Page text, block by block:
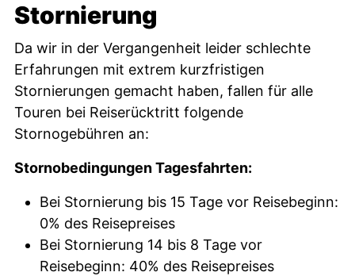
Stornierung
Da wir in der Vergangenheit leider schlechte
Erfahrungen mit extrem kurzfristigen
Stornierungen gemacht haben, fallen für alle
Touren bei Reiserücktritt folgende
Stornogebühren an:
Stornobedingungen Tagesfahrten:
Bei Stornierung bis 15 Tage vor Reisebeginn:
0% des Reisepreises
Bei Stornierung 14 bis 8 Tage vor
Reisebeginn: 40% des Reisepreises